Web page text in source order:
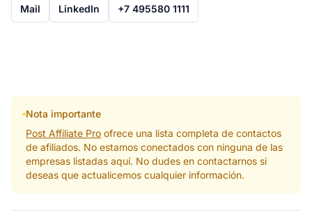
Mail LinkedIn +7 495580 1111
Nota importante
Post Affiliate Pro ofrece una lista completa de contactos
de afiliados. No estamos conectados con ninguna de las
empresas listadas aquí. No dudes en contactarnos si
deseas que actualicemos cualquier información.